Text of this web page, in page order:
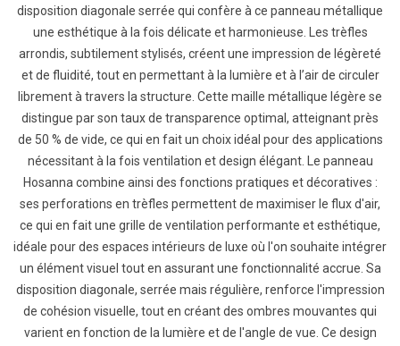
disposition diagonale serrée qui confère à ce panneau métallique
une esthétique à la fois délicate et harmonieuse. Les trèfles
arrondis, subtilement stylisés, créent une impression de légèreté
et de fluidité, tout en permettant à la lumière et à l’air de circuler
librement à travers la structure. Cette maille métallique légère se
distingue par son taux de transparence optimal, atteignant près
de 50 % de vide, ce qui en fait un choix idéal pour des applications
nécessitant à la fois ventilation et design élégant. Le panneau
Hosanna combine ainsi des fonctions pratiques et décoratives :
ses perforations en trèfles permettent de maximiser le flux d'air,
ce qui en fait une grille de ventilation performante et esthétique,
idéale pour des espaces intérieurs de luxe où l'on souhaite intégrer
un élément visuel tout en assurant une fonctionnalité accrue. Sa
disposition diagonale, serrée mais régulière, renforce l'impression
de cohésion visuelle, tout en créant des ombres mouvantes qui
varient en fonction de la lumière et de l'angle de vue. Ce design